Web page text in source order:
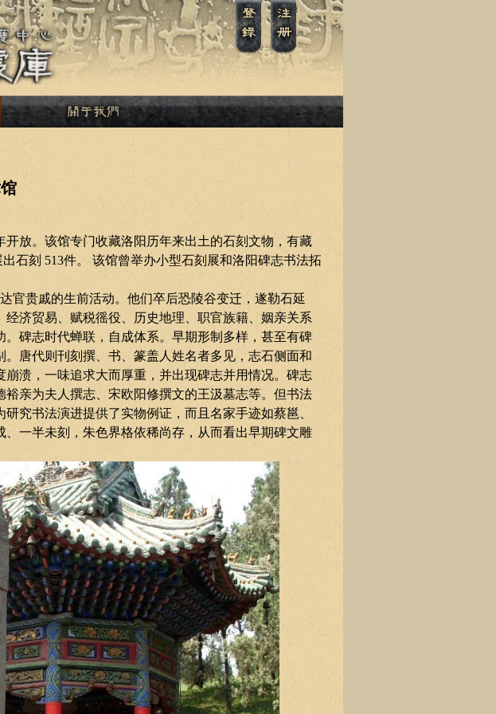
开放。该馆专门收藏洛阳历年来出土的石刻文物，有藏
石刻 513件。
该馆曾举办小型石刻展和洛阳碑志书法拓
官贵戚的生前活动。他们卒后恐陵谷变迁，遂勒石延
济贸易、赋税徭役、历史地理、职官族籍、姻亲关系
碑志时代蝉联，自成体系。早期形制多样，甚至有碑
唐代则刊刻撰、书、篆盖人姓名者多见，志石侧面和
溃，一味追求大而厚重，并出现碑志并用情况。碑志
亲为夫人撰志、宋欧阳修撰文的王汲墓志等。但书法
究书法演进提供了实物例证，而且名家手迹如蔡邕、
一半未刻，朱色界格依稀尚存，从而看出早期碑文雕